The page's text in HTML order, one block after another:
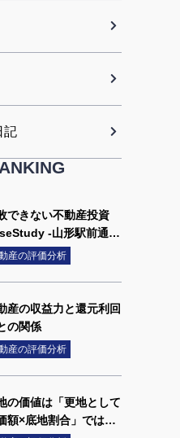
記
できない不動産投資
-山形駅前通ビ
産の評価分析
産の収益力と還元利回
の関係
産の評価分析
の価値は「更地として
額×底地割合」では求